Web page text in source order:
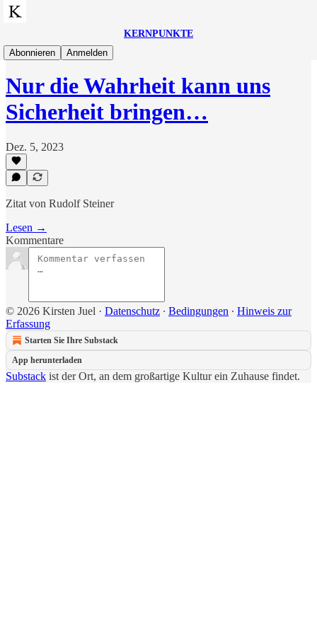
KERNPUNKTE
Abonnieren
Anmelden
Zitate
Nur die Wahrheit kann uns
Sicherheit bringen…
Dez. 5, 2023
Zitat von Rudolf Steiner
Lesen →
Kommentare
© 2026 Kirsten Juel · Datenschutz ∙ Bedingungen ∙ Hinweis zur
Erfassung
Starten Sie Ihre Substack
App herunterladen
Substack ist der Ort, an dem großartige Kultur ein Zuhause findet.